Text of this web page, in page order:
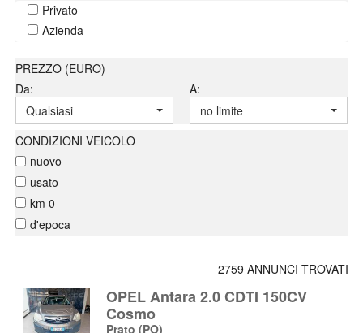
Privato
Azienda
PREZZO (EURO)
Da:
A:
Qualsiasi
no limite
CONDIZIONI VEICOLO
nuovo
usato
km 0
d'epoca
2759 ANNUNCI TROVATI
OPEL Antara 2.0 CDTI 150CV
Cosmo
Prato (PO)